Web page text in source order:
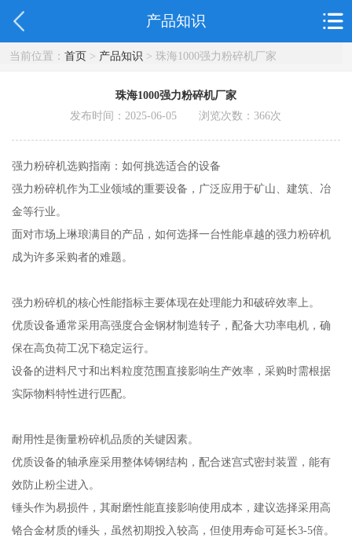
产品知识
当前位置： 首页> 产品知识 > 珠海1000强力粉碎机厂家
珠海1000强力粉碎机厂家
发布时间：2025-06-05 浏览次数：366次
强力粉碎机选购指南：如何挑选适合的设备
强力粉碎机作为工业领域的重要设备，广泛应用于矿山、建筑、冶
金等行业。
面对市场上琳琅满目的产品，如何选择一台性能卓越的强力粉碎机
成为许多采购者的难题。
强力粉碎机的核心性能指标主要体现在处理能力和破碎效率上。
优质设备通常采用高强度合金钢材制造转子，配备大功率电机，确
保在高负荷工况下稳定运行。
设备的进料尺寸和出料粒度范围直接影响生产效率，采购时需根据
实际物料特性进行匹配。
耐用性是衡量粉碎机品质的关键因素。
优质设备的轴承座采用整体铸钢结构，配合迷宫式密封装置，能有
效防止粉尘进入。
锤头作为易损件，其耐磨性能直接影响使用成本，建议选择采用高
铬合金材质的锤头，虽然初期投入较高，但使用寿命可延长3-5倍。